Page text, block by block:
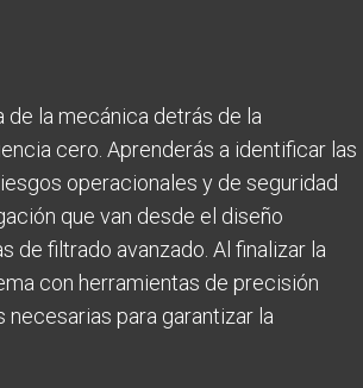
la mecánica detrás de la
cero. Aprenderás a identificar las
operacionales y de seguridad
que van desde el diseño
de filtrado avanzado. Al finalizar la
con herramientas de precisión
para garantizar la